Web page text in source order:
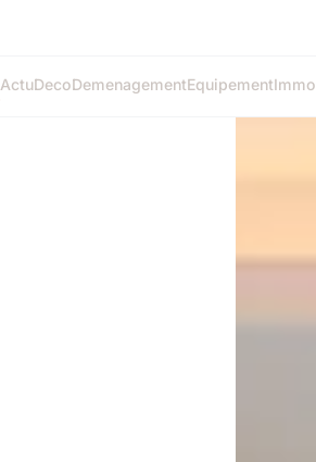
ActuDecoDemenagementEquipementImmo